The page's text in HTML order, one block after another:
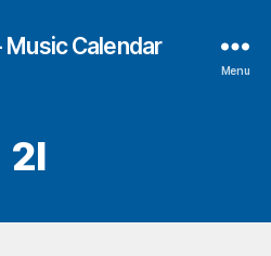
Calendar
Menu
2l